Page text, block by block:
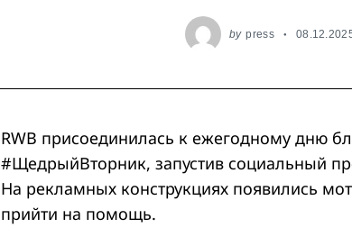
by press
RWB присоединилась к ежегодному дню
#ЩедрыйВторник, запустив социальный
На рекламных конструкциях появились
прийти на помощь.